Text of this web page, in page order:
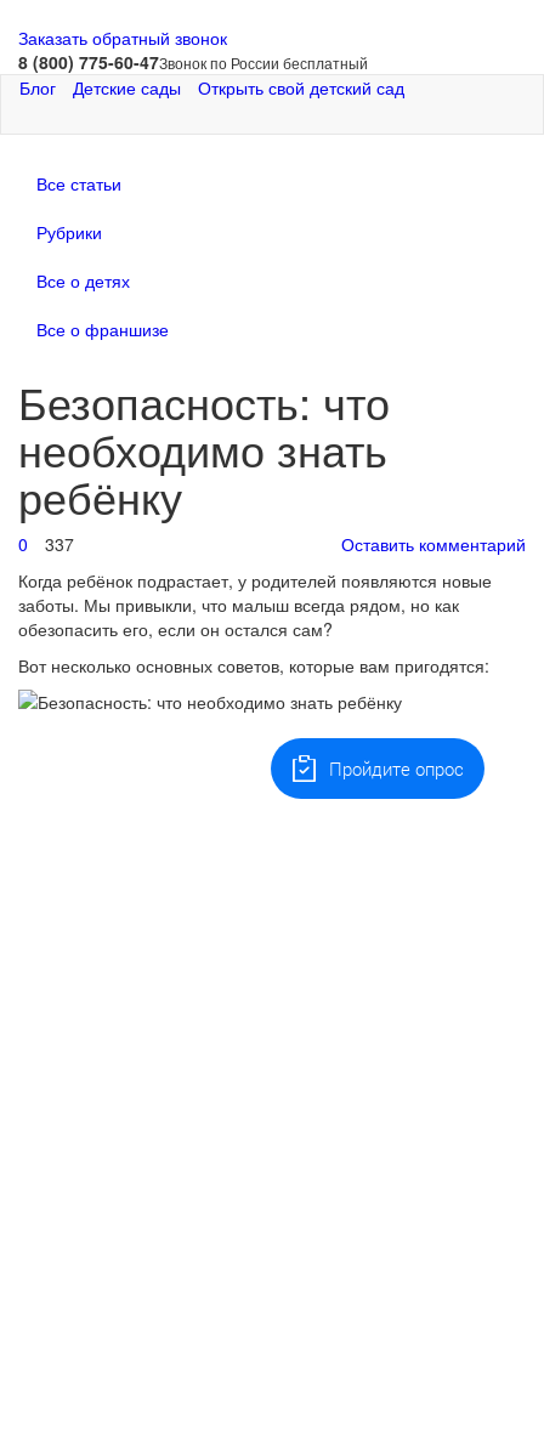
Заказать обратный звонок
8 (800) 775-60-47Звонок по России бесплатный
Блог Детские сады Открыть свой детский сад
Все статьи
Рубрики
Все о детях
Все о франшизе
Безопасность: что
необходимо знать
ребёнку
Оставить комментарий
0
337
Когда ребёнок подрастает, у родителей появляются новые
заботы. Мы привыкли, что малыш всегда рядом, но как
обезопасить его, если он остался сам?
Вот несколько основных советов, которые вам пригодятся:
Пройдите опрос